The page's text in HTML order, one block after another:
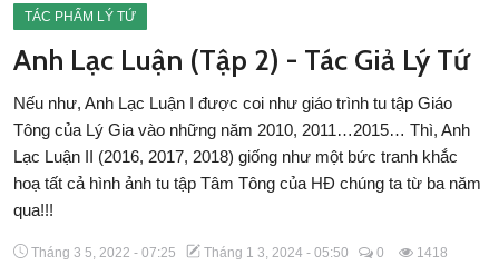
PHIÊN BẢN ĐANG DEMO
THƯ VIỆN ẢNH
TÁC PHẨM LÝ TỨ
TÁC PHẨM LÝ TỨ
Anh Lạc Luận (Tập 2) - Tác Giả Lý Tứ
Nếu như, Anh Lạc Luận I được coi như giáo trình tu tập Giáo
Tông của Lý Gia vào những năm 2010, 2011…2015… Thì, Anh
Lạc Luận II (2016, 2017, 2018) giống như một bức tranh khắc
hoạ tất cả hình ảnh tu tập Tâm Tông của HĐ chúng ta từ ba năm
qua!!!
Tháng 3 5, 2022 - 07:25 Tháng 1 3, 2024 - 05:50 0 1418